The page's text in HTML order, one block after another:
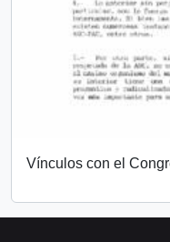
Vínculos con el